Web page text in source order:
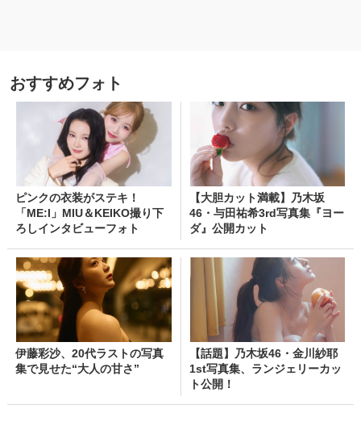
おすすめフォト
ピンクの衣装がステキ！
「ME:I」MIU＆KEIKO撮り下
ろしインタビューフォト
【大胆カット満載】乃木坂
46・与田祐希3rd写真集『ヨー
ダ』公開カット
伊藤彩沙、20代ラストの写真
集で見せた“大人の甘さ”
【話題】乃木坂46・金川紗耶
1st写真集、ランジェリーカッ
ト公開！